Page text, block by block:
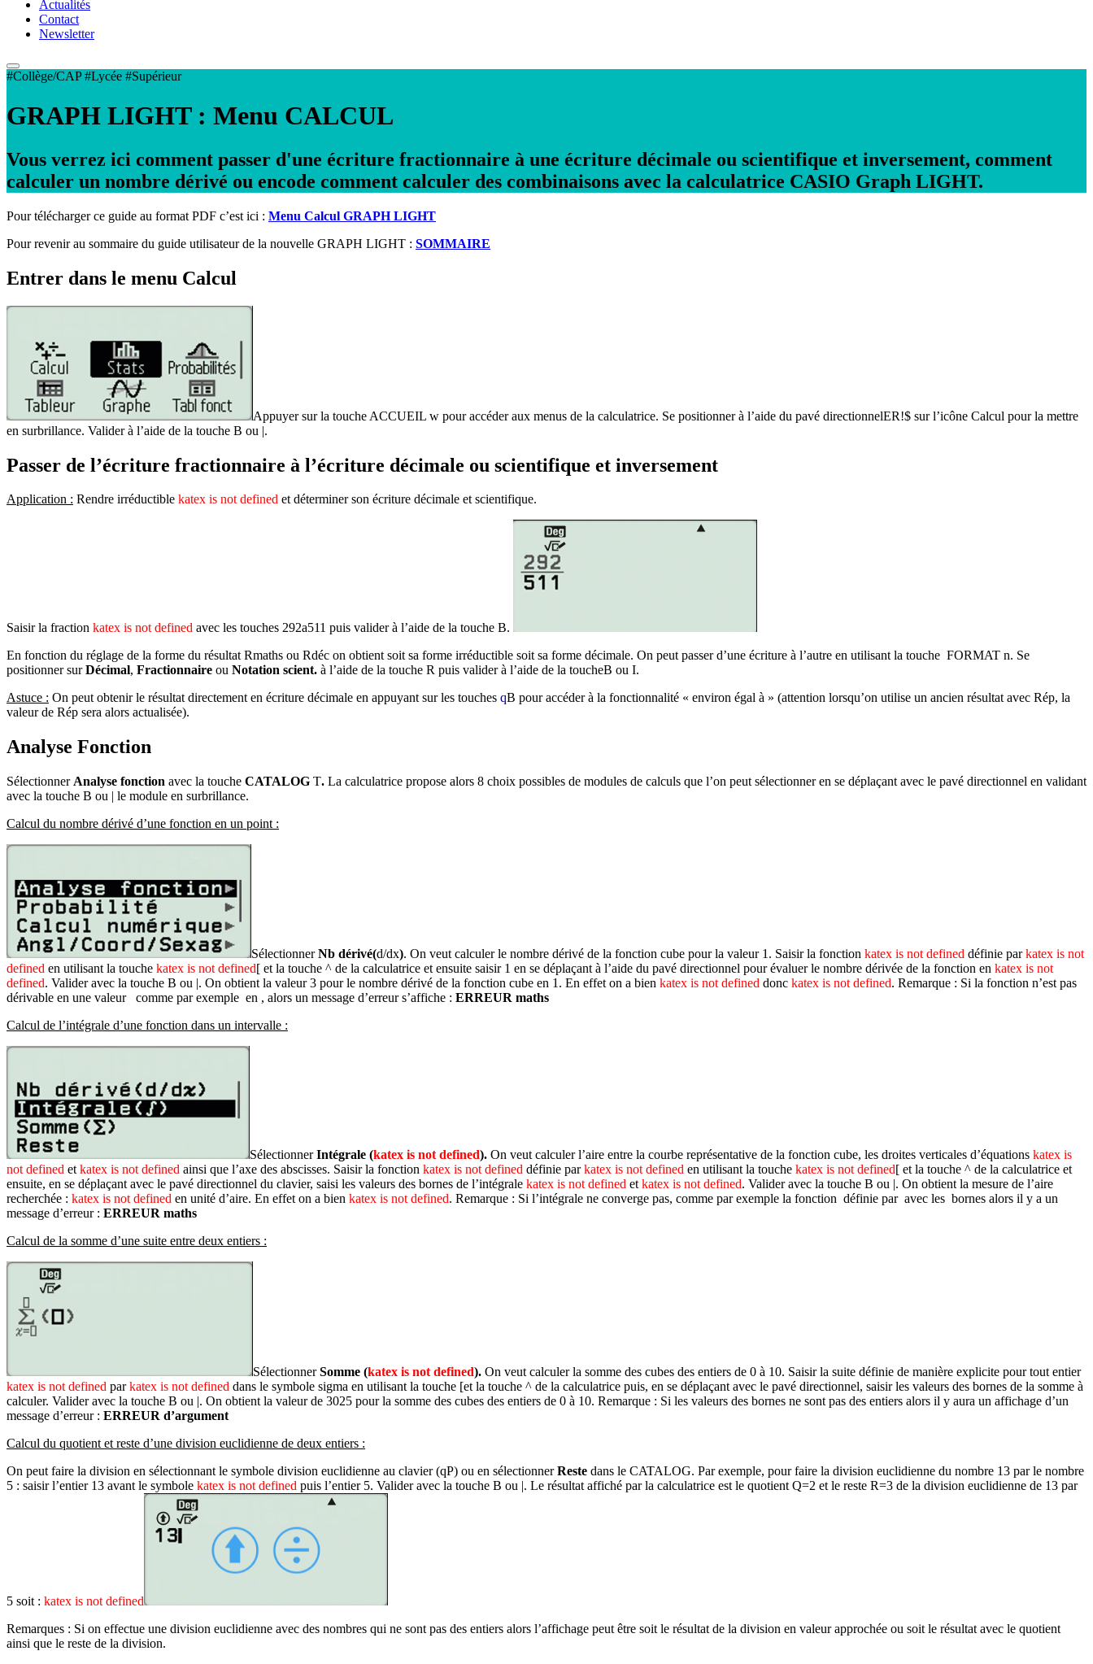
Actualités
Contact
Newsletter
#Collège/CAP #Lycée #Supérieur
GRAPH LIGHT : Menu CALCUL
Vous verrez ici comment passer d'une écriture fractionnaire à une écriture décimale ou scientifique et inversement, comment
calculer un nombre dérivé ou encode comment calculer des combinaisons avec la calculatrice CASIO Graph LIGHT.
Pour télécharger ce guide au format PDF c’est ici : Menu Calcul GRAPH LIGHT
Pour revenir au sommaire du guide utilisateur de la nouvelle GRAPH LIGHT : SOMMAIRE
Entrer dans le menu Calcul
Appuyer sur la touche ACCUEIL w pour accéder aux menus de la calculatrice. Se positionner à l’aide du pavé directionnelER!$ sur l’icône Calcul pour la mettre
en surbrillance. Valider à l’aide de la touche B ou |.
Passer de l’écriture fractionnaire à l’écriture décimale ou scientifique et inversement
Application : Rendre irréductible katex is not defined et déterminer son écriture décimale et scientifique.
Saisir la fraction katex is not defined avec les touches 292a511 puis valider à l’aide de la touche B.
En fonction du réglage de la forme du résultat Rmaths ou Rdéc on obtient soit sa forme irréductible soit sa forme décimale. On peut passer d’une écriture à l’autre en utilisant la touche FORMAT n. Se
positionner surDécimal, Fractionnaire ou Notation scient. à l’aide de la touche R puis valider à l’aide de la toucheB ou I.
Astuce : On peut obtenir le résultat directement en écriture décimale en appuyant sur les touches qB pour accéder à la fonctionnalité « environ égal à » (attention lorsqu’on utilise un ancien résultat avec Rép, la
valeur de Rép sera alors actualisée).
Analyse Fonction
Sélectionner Analyse fonction avec la touche CATALOG T. La calculatrice propose alors 8 choix possibles de modules de calculs que l’on peut sélectionner en se déplaçant avec le pavé directionnel en validant
avec la touche B ou | le module en surbrillance.
Calcul du nombre dérivé d’une fonction en un point :
SélectionnerNb dérivé(d/dx). On veut calculer le nombre dérivé de la fonction cube pour la valeur 1. Saisir la fonction katex is not defined définie parkatex is not
defined en utilisant la touche katex is not defined[ et la touche ^ de la calculatrice et ensuite saisir 1 en se déplaçant à l’aide du pavé directionnel pour évaluer le nombre dérivée de la fonction en katex is not
defined. Valider avec la touche B ou |. On obtient la valeur 3 pour le nombre dérivé de la fonction cube en 1. En effet on a bien katex is not defined donc katex is not defined. Remarque : Si la fonction n’est pas
dérivable en une valeur comme par exemple en , alors un message d’erreur s’affiche : ERREUR maths
Calcul de l’intégrale d’une fonction dans un intervalle :
SélectionnerIntégrale (katex is not defined). On veut calculer l’aire entre la courbe représentative de la fonction cube, les droites verticales d’équations katex is
not defined et katex is not defined ainsi que l’axe des abscisses. Saisir la fonction katex is not defined définie parkatex is not defined en utilisant la touche katex is not defined[ et la touche ^ de la calculatrice et
ensuite, en se déplaçant avec le pavé directionnel du clavier, saisi les valeurs des bornes de l’intégrale katex is not defined et katex is not defined. Valider avec la touche B ou |. On obtient la mesure de l’aire
recherchée : katex is not defined en unité d’aire. En effet on a bien katex is not defined. Remarque : Si l’intégrale ne converge pas, comme par exemple la fonction définie par avec les bornes alors il y a un
message d’erreur : ERREUR maths
Calcul de la somme d’une suite entre deux entiers :
SélectionnerSomme (katex is not defined). On veut calculer la somme des cubes des entiers de 0 à 10. Saisir la suite définie de manière explicite pour tout entier
katex is not defined parkatex is not defined dans le symbole sigma en utilisant la touche [et la touche ^ de la calculatrice puis, en se déplaçant avec le pavé directionnel, saisir les valeurs des bornes de la somme à
calculer. Valider avec la touche B ou |. On obtient la valeur de 3025 pour la somme des cubes des entiers de 0 à 10. Remarque : Si les valeurs des bornes ne sont pas des entiers alors il y aura un affichage d’un
message d’erreur : ERREUR d’argument
Calcul du quotient et reste d’une division euclidienne de deux entiers :
On peut faire la division en sélectionnant le symbole division euclidienne au clavier (qP) ou en sélectionnerReste dans le CATALOG. Par exemple, pour faire la division euclidienne du nombre 13 par le nombre
5 : saisir l’entier 13 avant le symbole katex is not defined puis l’entier 5. Valider avec la touche B ou |. Le résultat affiché par la calculatrice est le quotient Q=2 et le reste R=3 de la division euclidienne de 13 par
5 soit : katex is not defined
Remarques : Si on effectue une division euclidienne avec des nombres qui ne sont pas des entiers alors l’affichage peut être soit le résultat de la division en valeur approchée ou soit le résultat avec le quotient
ainsi que le reste de la division.